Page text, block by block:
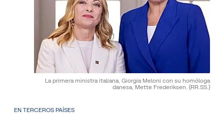
La primera ministra italiana, Giorgia Meloni con su homóloga
danesa, Mette Frederiksen. (RR.SS.)
EN TERCEROS PAÍSES